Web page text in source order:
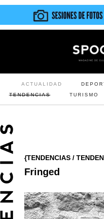
ACTUALIDAD
TENDENCIAS
TURISMO
{TENDENCIAS /
Fringed